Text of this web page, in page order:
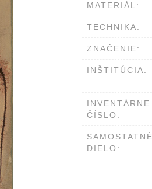
MATERIÁL:
TECHNIKA:
ZNAČENIE:
INŠTITÚCIA:
INVENTÁRNE
ČÍSLO:
SAMOSTATNÉ
DIELO: